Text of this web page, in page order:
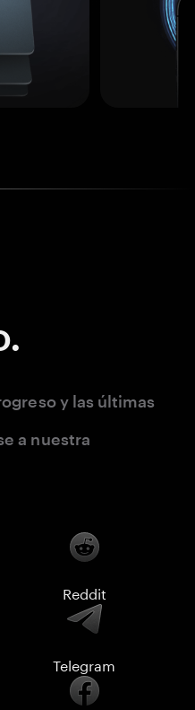
y las últimas
a nuestra
Reddit
Telegram